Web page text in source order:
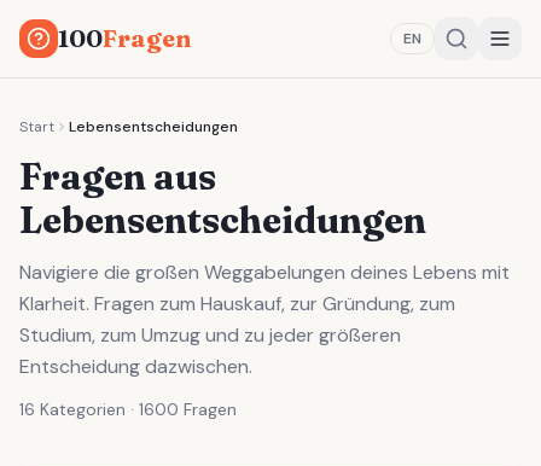
100Fragen EN
Start Lebensentscheidungen
Fragen aus
Lebensentscheidungen
Navigiere die großen Weggabelungen deines Lebens mit
Klarheit. Fragen zum Hauskauf, zur Gründung, zum
Studium, zum Umzug und zu jeder größeren
Entscheidung dazwischen.
16 Kategorien · 1600 Fragen